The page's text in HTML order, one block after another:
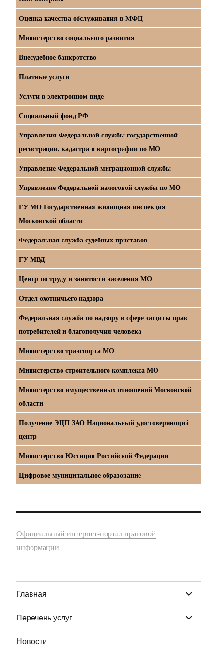
Оценка качества обслуживания в МФЦ
Министерство социального развития
Внесудебное банкротство
Платные услуги
Услуги в электронном виде
Социальный фонд РФ
Управления Федеральной службы государственной
регистрации, кадастра и картографии по МО
Управление Федеральной миграционной службы
Управление Федеральной налоговой службы по МО
ГУ МО Государственная жилищная инспекция
Московской области
Федеральная служба судебных приставов
ГУ МВД
Центр по труду и занятости населения МО
Отдел охотничьего надзора
Федеральная служба по надзору в сфере защиты прав
потребителей и благополучия человека
Министерство транспорта МО
Министерство строительного комплекса МО
Министерство имущественных отношений Московской
области
Получение ЭЦП ЗАО Национальный удостоверяющий
центр
Министерство Юстиции Российской Федерации
Цифровое муниципальное образование
Официальный интернет-портал правовой
информации
Главная раскрыть
дочернее
меню
Перечень услуг
раскрыть
дочернее
меню
Новости